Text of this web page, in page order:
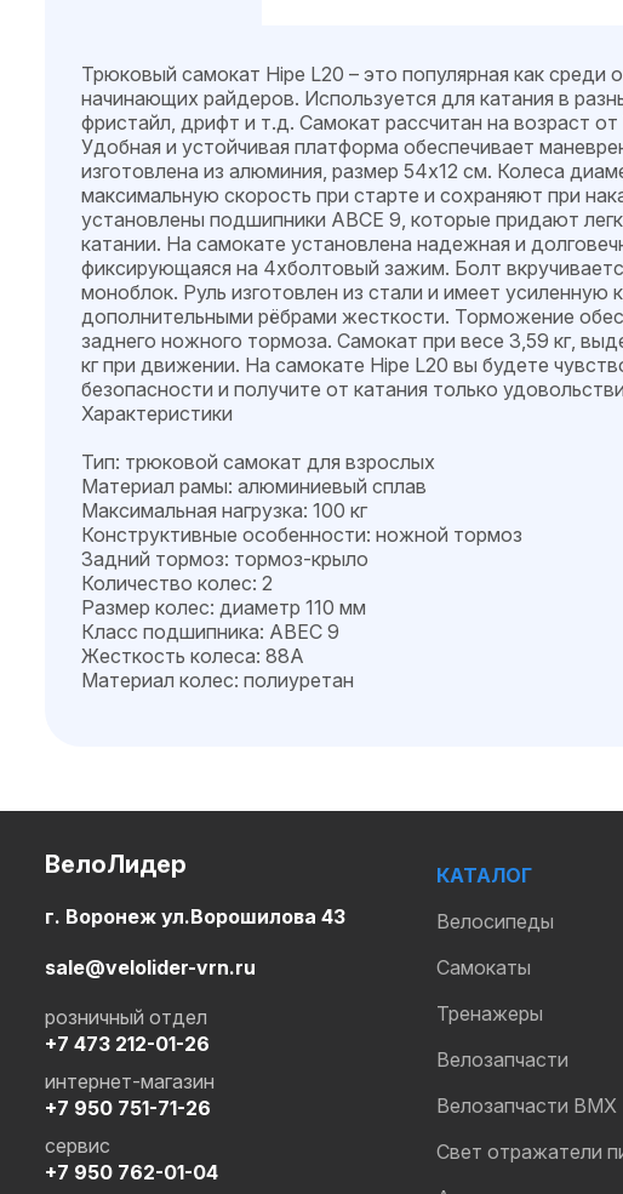
Трюковый самокат Hipe L20 – это популярная как среди
начинающих райдеров. Используется для катания в
фристайл, дрифт и т.д. Самокат рассчитан на возраст
Удобная и устойчивая платформа обеспечивает
изготовлена из алюминия, размер 54х12 см. Колеса
максимальную скорость при старте и сохраняют при
установлены подшипники ABCE 9, которые придают
катании. На самокате установлена надежная и
фиксирующаяся на 4хболтовый зажим. Болт
моноблок. Руль изготовлен из стали и имеет усиленную
дополнительными рёбрами жесткости. Торможение
заднего ножного тормоза. Самокат при весе 3,59 кг,
кг при движении. На самокате Hipe L20 вы будете
безопасности и получите от катания только
Характеристики
Тип: трюковой самокат для взрослых
Материал рамы: алюминиевый сплав
Максимальная нагрузка: 100 кг
Конструктивные особенности: ножной тормоз
Задний тормоз: тормоз-крыло
Количество колес: 2
Размер колес: диаметр 110 мм
Класс подшипника: ABEC 9
Жесткость колеса: 88A
Материал колес: полиуретан
ВелоЛидер
г. Воронеж ул.Ворошилова 43
sale@velolider-vrn.ru
+7 473 212-01-26
розничный отдел
+7 950 751-71-26
интернет-магазин
+7 950 762-01-04
сервис
КАТАЛОГ
Велосипеды
Самокаты
Тренажеры
Велозапчасти
Велозапчасти BMX
Свет отражатели